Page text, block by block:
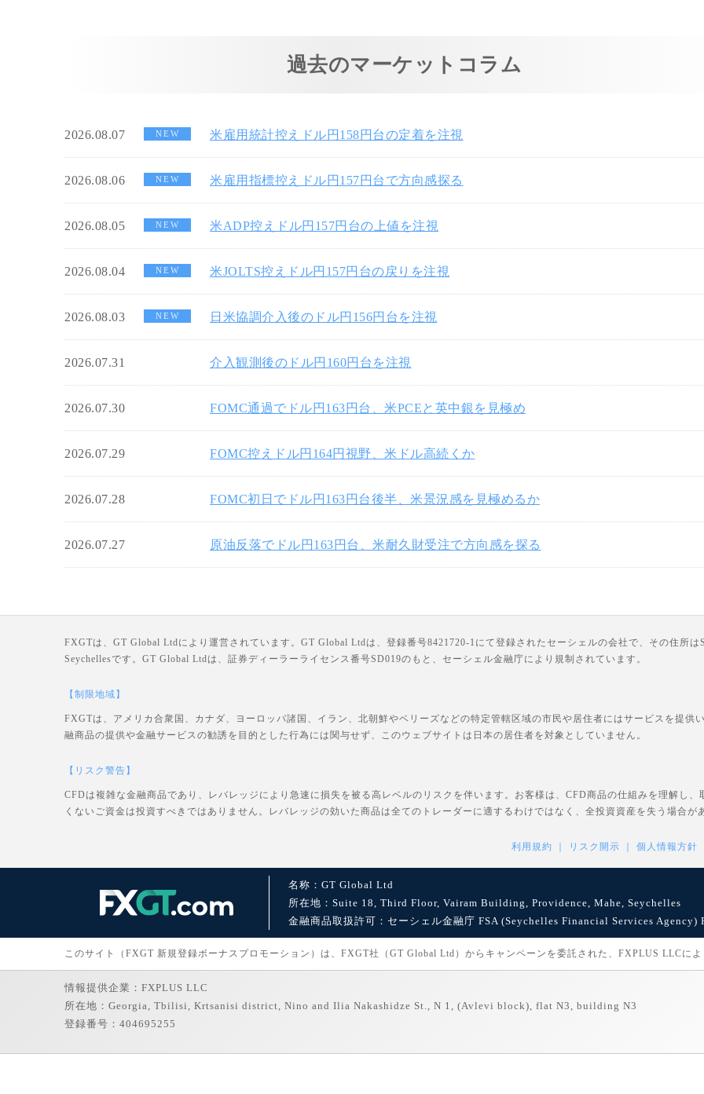
過去のマーケットコラム
2026.08.07 NEW 米雇用統計控えドル円158円台の定着を注視
2026.08.06 NEW 米雇用指標控えドル円157円台で方向感探る
2026.08.05 NEW 米ADP控えドル円157円台の上値を注視
2026.08.04 NEW 米JOLTS控えドル円157円台の戻りを注視
2026.08.03 NEW 日米協調介入後のドル円156円台を注視
2026.07.31 介入観測後のドル円160円台を注視
2026.07.30 FOMC通過でドル円163円台、米PCEと英中銀を見極め
2026.07.29 FOMC控えドル円164円視野、米ドル高続くか
2026.07.28 FOMC初日でドル円163円台後半、米景況感を見極めるか
2026.07.27 原油反落でドル円163円台、米耐久財受注で方向感を探る
FXGTは、GT Global Ltdにより運営されています。GT Global Ltdは、登録番号8421720-1にて登録されたセーシェルの会社で、その住所
Seychellesです。GT Global Ltdは、証券ディーラーライセンス番号SD019のもと、セーシェル金融庁により規制されています。
【制限地域】
FXGTは、アメリカ合衆国、カナダ、ヨーロッパ諸国、イラン、北朝鮮やベリーズなどの特定管轄区域の市民や居住者にはサービスを提供
融商品の提供や金融サービスの勧誘を目的とした行為には関与せず、このウェブサイトは日本の居住者を対象としていません。
【リスク警告】
CFDは複雑な金融商品であり、レバレッジにより急速に損失を被る高レベルのリスクを伴います。お客様は、CFD商品の仕組みを理解し
くないご資金は投資すべきではありません。レバレッジの効いた商品は全てのトレーダーに適するわけではなく、全投資資産を失う場合が
利用規約 リスク開示 個人情報方針
名称：GT Global Ltd
所在地：Suite 18, Third Floor, Vairam Building, Providence, Mahe, Seychelles
金融商品取扱許可：セーシェル金融庁 FSA (Seychelles Financial Services Agency)
このサイト（FXGT 新規登録ボーナスプロモーション）は、FXGT社（GT Global Ltd）からキャンペーンを委託された、FXPLUS LLCによ
情報提供企業：FXPLUS LLC
所在地：Georgia, Tbilisi, Krtsanisi district, Nino and Ilia Nakashidze St., N 1, (Avlevi block), flat N3, building N3
登録番号：404695255